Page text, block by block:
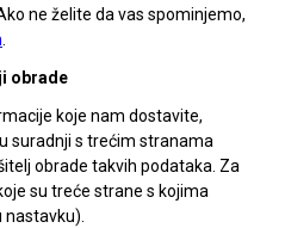
ne želite da vas spominjemo,
obrade
koje nam dostavite,
suradnji s trećim stranama
obrade takvih podataka. Za
su treće strane s kojima